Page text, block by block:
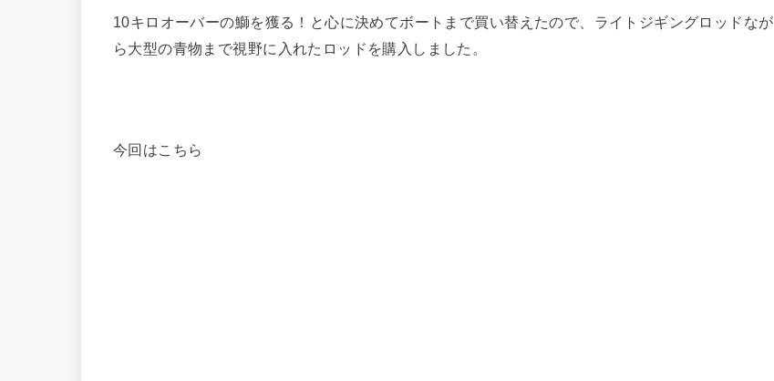
10キロオーバーの鰤を獲る！と心に決めてボートまで買い替えたので、ライトジギングロッドなが
ら大型の青物まで視野に入れたロッドを購入しました。
今回はこちら